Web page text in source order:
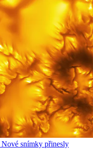
Nové snímky přinesly